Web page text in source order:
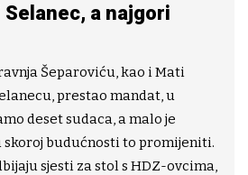
a najgori
Šeparoviću, kao i Mati
prestao mandat, u
deset sudaca, a malo je
skoroj budućnosti to promijeniti.
sjesti za stol s HDZ-ovcima,